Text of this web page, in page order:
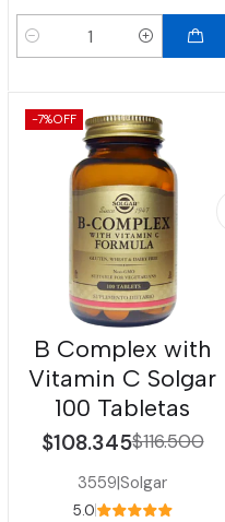
Cantidad
-7%OFF
B Complex with
Vitamin C Solgar
100 Tabletas
$108.345$116.500
3559|Solgar
5.0